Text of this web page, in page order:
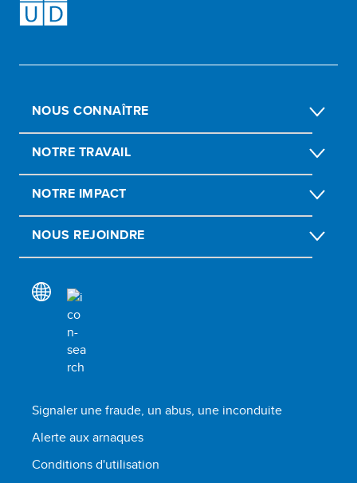
NOUS CONNAÎTRE
NOTRE TRAVAIL
NOTRE IMPACT
NOUS REJOINDRE
Signaler une fraude, un abus, une inconduite
Alerte aux arnaques
Conditions d'utilisation